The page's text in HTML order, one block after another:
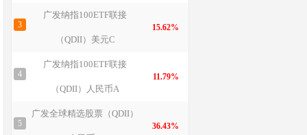
3
广发纳指100ETF联接
（QDII）美元C
15.62%
4
广发纳指100ETF联接
（QDII）人民币A
11.79%
5
广发全球精选股票（QDII）
36.43%